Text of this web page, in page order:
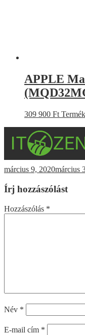
APPLE
309 900 Ft
március 9, 2020március
Írj hozzászólást
Hozzászólás *
Név *
E-mail cím *